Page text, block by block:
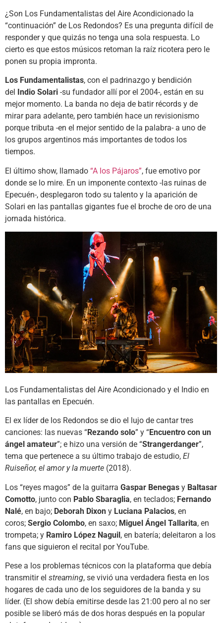
¿Son Los Fundamentalistas del Aire Acondicionado la
“continuación” de Los Redondos? Es una pregunta difícil de
responder y que quizás no tenga una sola respuesta. Lo
cierto es que estos músicos retoman la raíz ricotera pero le
ponen su propia impronta.
Los Fundamentalistas, con el padrinazgo y bendición
del
Indio Solari -su fundador allí por el 2004-, están en su
mejor momento. La banda no deja de batir récords y de
mirar para adelante, pero también hace un revisionismo
porque tributa -en el mejor sentido de la palabra- a uno de
los grupos argentinos más importantes de todos los
tiempos.
El último show, llamado “A los Pájaros”, fue emotivo por
donde se lo mire. En un imponente contexto -las ruinas de
Epecuén-, desplegaron todo su talento y la aparición de
Solari en las pantallas gigantes fue el broche de oro de una
jornada histórica.
Los Fundamentalistas del Aire Acondicionado y el Indio en
las pantallas en Epecuén.
El ex líder de los Redondos se dio el lujo de cantar tres
canciones: las nuevas “Rezando solo” y “Encuentro con un
ángel amateur”; e hizo una versión de “Strangerdanger”,
tema que pertenece a su último trabajo de estudio, El
Ruiseñor, el amor y la muerte (2018).
Los “reyes magos” de la guitarra Gaspar Benegas y Baltasar
Comotto, junto con Pablo Sbaraglia, en teclados; Fernando
Nalé, en bajo; Deborah Dixon y Luciana Palacios, en
coros; Sergio Colombo, en saxo; Miguel Ángel Tallarita, en
trompeta; y Ramiro López Naguil, en batería; deleitaron a los
fans que siguieron el recital por YouTube.
Pese a los problemas técnicos con la plataforma que debía
transmitir el streaming, se vivió una verdadera fiesta en los
hogares de cada uno de los seguidores de la banda y su
líder. (El show debía emitirse desde las 21:00 pero al no ser
posible se liberó más de dos horas después en la popular